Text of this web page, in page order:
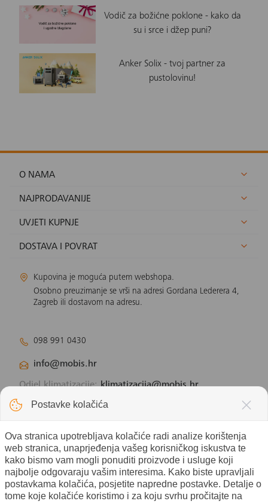
Vodič za božićne poklone - kako da
su i srce i džep puni?
Anker Solix - tvoj partner za
pustolovinu!
O NAMA
NAJPRODAVANIJE
UVJETI KUPNJE
DOSTAVA I POVRAT
Kupovina je moguća putem webshopa.
Osobno preuzimanje se vrši na adresi Gordana Lederera 4,
Zagreb ili dostavom na adresu.
098 991 0430
info@mobis.hr
Odjel klimatizacije:klimatizacija@mobis.hr
Odjel solarnih panela:
Postavke kolačića
Ova stranica upotrebljava kolačiće radi analize korištenja
web stranica, unaprjeđenja vašeg korisničkog iskustva te
kako bismo vam mogli ponuditi proizvode i usluge koji
najbolje odgovaraju vašim interesima. Kako biste upravljali
postavkama kolačića, posjetite napredne postavke. Detalje o
tome koje kolačiće koristimo i za koju svrhu pročitajte na